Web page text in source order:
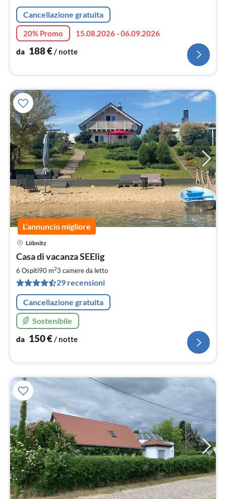
Cancellazione gratuita
20% Promo
15.08.2026 - 06.09.2026
da 188€/ notte
L’annuncio migliore
Löbnitz
Casa di vacanza SEElig
6 Ospiti90 m23 camere da letto
29 recensioni
Cancellazione gratuita
Sostenibile
da 150€/ notte